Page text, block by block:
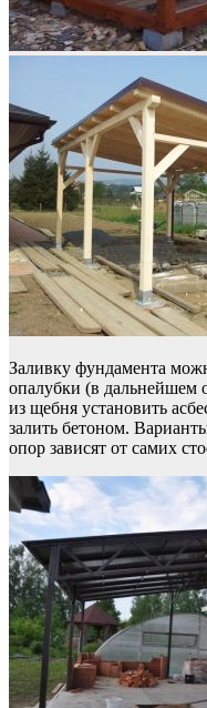
Заливку фундамента
опалубки (в
из щебня установить
залить бетоном.
опор зависят от самих